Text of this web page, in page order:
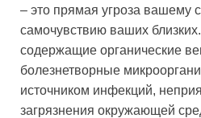
– это прямая угроза вашему
самочувствию ваших
содержащие органические
болезнетворные
источником инфекций,
загрязнения окружающей